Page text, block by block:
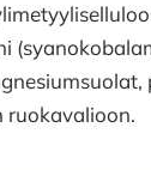
ruokavalioon.